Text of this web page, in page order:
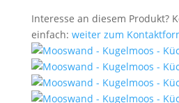
Interesse an diesem Produkt?
einfach: weiter zum